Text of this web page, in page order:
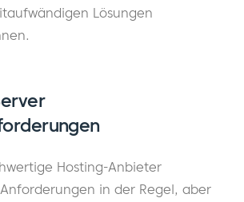
Lösungen
Hosting-Anbieter
in der Regel, aber